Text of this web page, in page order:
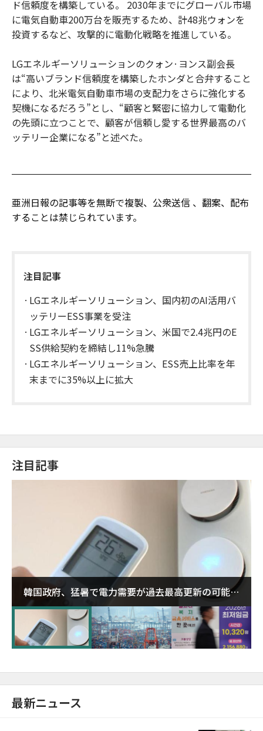
ド信頼度を構築している。 2030年までにグローバル市場
に電気自動車200万台を販売するため、計48兆ウォンを
投資するなど、攻撃的に電動化戦略を推進している。
LGエネルギーソリューションのクォン·ヨンス副会長
は“高いブランド信頼度を構築したホンダと合弁すること
により、北米電気自動車市場の支配力をさらに強化する
契機になるだろう”とし、“顧客と緊密に協力して電動化
の先頭に立つことで、顧客が信頼し愛する世界最高のバ
ッテリー企業になる”と述べた。
亜洲日報の記事等を無断で複製、公衆送信 、翻案、配布
することは禁じられています。
注目記事
LGエネルギーソリューション、国内初のAI活用バ
ッテリーESS事業を受注
LGエネルギーソリューション、米国で2.4兆円のE
SS供給契約を締結し11%急騰
LGエネルギーソリューション、ESS売上比率を年
末までに35%以上に拡大
注目記事
韓国政府、猛暑で電力需要が過去最高更新の可能性
に需給対応体制を点検
最新ニュース